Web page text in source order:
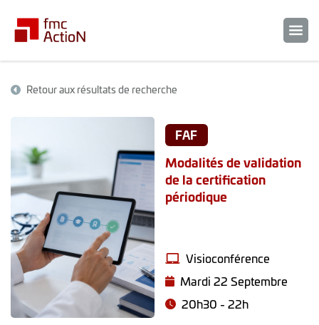
Retour aux résultats de recherche
FAF
Modalités de validation
de la certification
périodique
Visioconférence
Mardi 22 Septembre
20h30 - 22h